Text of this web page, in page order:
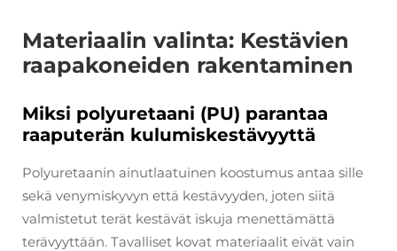
Materiaalin valinta: Kestävien
raapakoneiden rakentaminen
Miksi polyuretaani (PU) parantaa
raaputerän kulumiskestävyyttä
Polyuretaanin ainutlaatuinen koostumus antaa sille
sekä venymiskyvyn että kestävyyden, joten siitä
valmistetut terät kestävät iskuja menettämättä
terävyyttään. Tavalliset kovat materiaalit eivät vain